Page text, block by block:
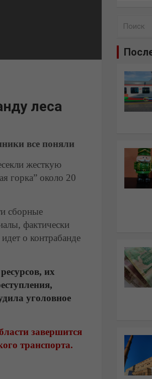
леса
все поняли
жесткую
горка” около 20
сборные
фактически
о контрабанде
их
уголовное
завершится
транспорта.